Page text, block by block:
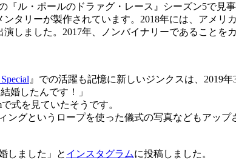
ル・ポールのドラァグ・レース』シーズン5で見
タリーが製作されています。2018年には、アメ
しました。2017年、ノンバイナリーであることを
』での活躍も記憶に新しいジンクスは、2019年
婚したんです！」
式を見ていたそうです。
グというロープを使った儀式の写真などもアップ
しました」と インスタグラムに投稿しました。